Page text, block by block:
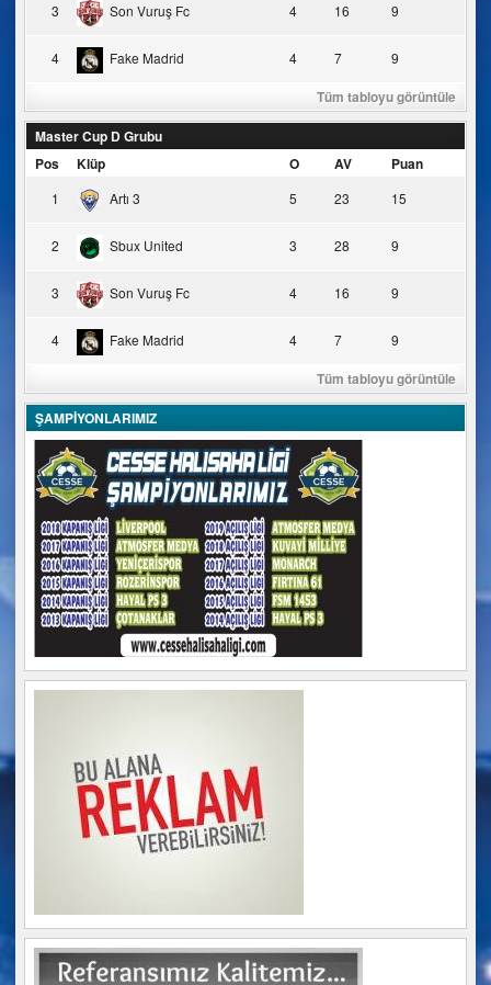
3 Son Vuruş Fc 4 16 9
4 Fake Madrid 4 7 9
Tüm tabloyu görüntüle
Master Cup D Grubu
Pos
Klüp O AV Puan
1 Artı 3 5 23 15
2 Sbux United 3 28 9
3 Son Vuruş Fc 4 16 9
4 Fake Madrid 4 7 9
Tüm tabloyu görüntüle
ŞAMPİYONLARIMIZ